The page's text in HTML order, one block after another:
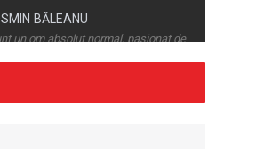
...
DEŞLIU
...